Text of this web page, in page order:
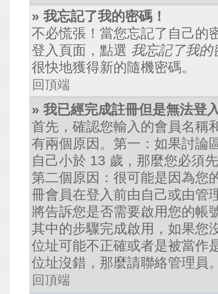
» 我忘記了我的密碼！
不必慌張！當您忘記了自己的
登入頁面，點選 我忘記了我的
很快地獲得新的隨機密碼。
回頂端
» 我已經完成註冊但是無法登
首先，確認您輸入的會員名稱
有兩個原因。第一：如果討論
自己小於 13 歲，那麼您必須
第二個原因：很可能是因為您
冊會員在登入前由自己或由管
將告訴您是否需要啟用您的帳
其中的步驟完成啟用，如果您
位址可能不正確或者是被當作
位址沒錯，那麼請聯絡管理員
回頂端